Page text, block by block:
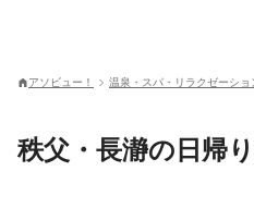
アソビュー！ 温泉・スパ・リラクゼーショ
秩父・長瀞の日帰